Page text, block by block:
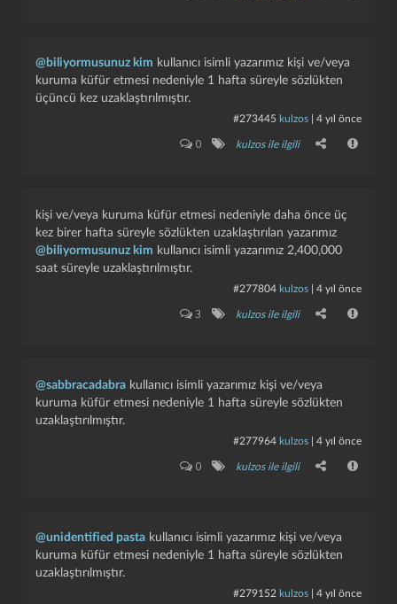
@biliyormusunuz kim kullanıcı isimli yazarımız kişi ve/veya
kuruma küfür etmesi nedeniyle 1 hafta süreyle sözlükten
üçüncü kez uzaklaştırılmıştır.
#273445 kulzos 4 yıl önce
0 kulzos ile ilgili
kişi ve/veya kuruma küfür etmesi nedeniyle daha önce üç
kez birer hafta süreyle sözlükten uzaklaştırılan yazarımız
@biliyormusunuz kim kullanıcı isimli yazarımız 2,400,000
saat süreyle uzaklaştırılmıştır.
#277804 kulzos 4 yıl önce
3 kulzos ile ilgili
@sabbracadabra kullanıcı isimli yazarımız kişi ve/veya
kuruma küfür etmesi nedeniyle 1 hafta süreyle sözlükten
uzaklaştırılmıştır.
#277964 kulzos 4 yıl önce
0 kulzos ile ilgili
@unidentified pasta kullanıcı isimli yazarımız kişi ve/veya
kuruma küfür etmesi nedeniyle 1 hafta süreyle sözlükten
uzaklaştırılmıştır.
#279152 kulzos 4 yıl önce